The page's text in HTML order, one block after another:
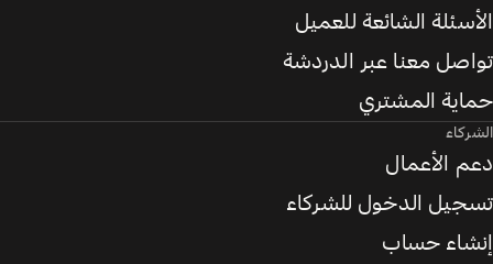
الأسئلة الشائعة للعميل
تواصل معنا عبر الدردشة
حماية المشتري
الشركاء
دعم الأعمال
تسجيل الدخول للشركاء
إنشاء حساب